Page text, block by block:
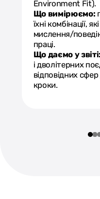
Environment Fit).
Що вимірюємо:
їхні комбінації,
мислення/
праці.
Що даємо у звіті:
і дволітерних
відповідних сфер
кроки.